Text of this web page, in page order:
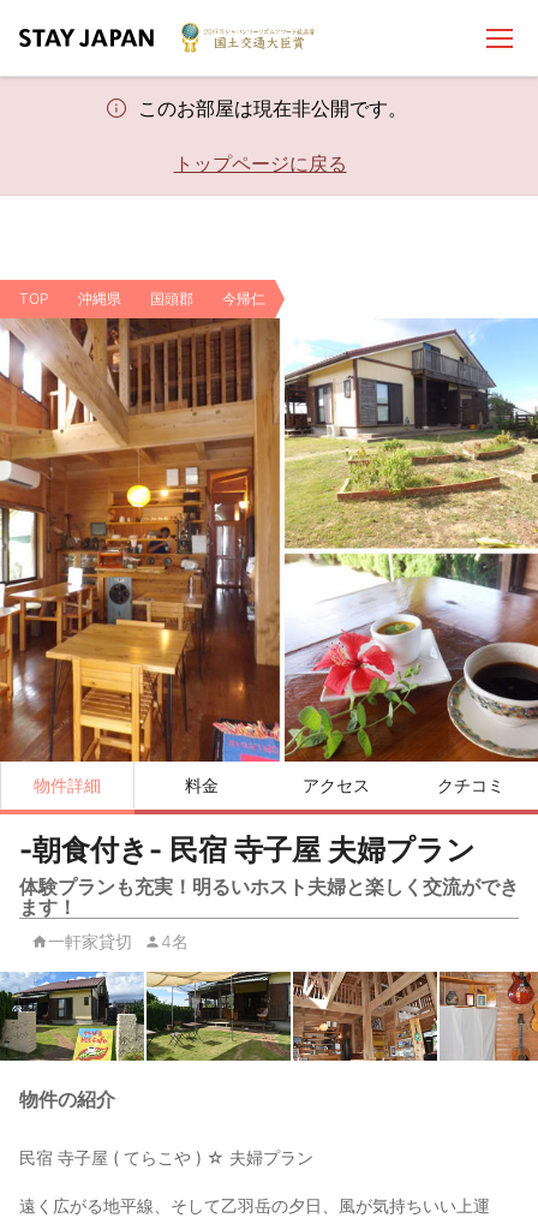
このお部屋は現在非公開です。
トップページに戻る
TOP 沖縄県 国頭郡 今帰仁
物件詳細 料金 アクセス クチコミ
-朝食付き- 民宿 寺子屋 夫婦プラン
体験プランも充実！明るいホスト夫婦と楽しく交流ができ
ます！
一軒家貸切 4名
物件の紹介
民宿 寺子屋 ( てらこや ) ☆ 夫婦プラン
遠く広がる地平線、そして乙羽岳の夕日、風が気持ちいい上運